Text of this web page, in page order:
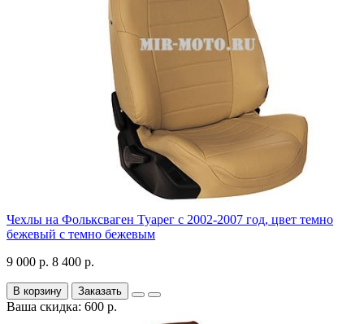
Чехлы на Фольксваген Туарег с 2002-2007 год, цвет темно
бежевый с темно бежевым
9 000 р. 8 400 р.
В корзину Заказать
Ваша скидка: 600 р.